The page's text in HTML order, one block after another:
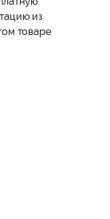
из
товаре